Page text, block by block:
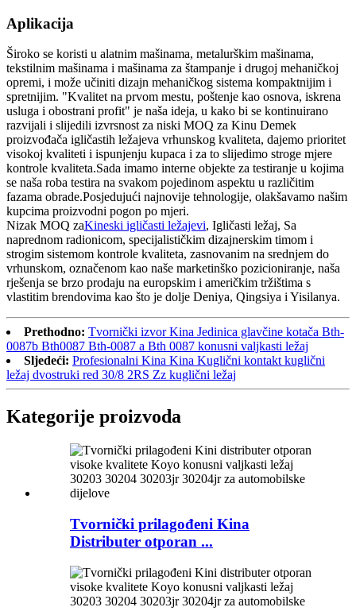
Aplikacija
Široko se koristi u alatnim mašinama, metalurškim mašinama,
tekstilnim mašinama i mašinama za štampanje i drugoj mehaničkoj
opremi, i može učiniti dizajn mehaničkog sistema kompaktnijim i
spretnijim. "Kvalitet na prvom mestu, poštenje kao osnova, iskrena
usluga i obostrani profit" je naša ideja, u kako bi se kontinuirano
razvijali i slijedili izvrsnost za niski MOQ za Kinu Demek
proizvođača igličastih ležajeva vrhunskog kvaliteta, dajemo prioritet
visokoj kvaliteti i ispunjenju kupaca i za to slijedimo stroge mjere
kontrole kvaliteta.Sada imamo interne objekte za testiranje u kojima
se naša roba testira na svakom pojedinom aspektu u različitim
fazama obrade.Posjedujući najnovije tehnologije, olakšavamo našim
kupcima proizvodni pogon po mjeri.
Nizak MOQ zaKineski igličasti ležajevi, Igličasti ležaj, Sa
naprednom radionicom, specijalističkim dizajnerskim timom i
strogim sistemom kontrole kvaliteta, zasnovanim na srednjem do
vrhunskom, označenom kao naše marketinško pozicioniranje, naša
rješenja se brzo prodaju na europskim i američkim tržištima s
vlastitim brendovima kao što je dolje Deniya, Qingsiya i Yisilanya.
Prethodno: Tvornički izvor Kina Jedinica glavčine kotača Bth-
0087b Bth0087 Bth-0087 a Bth 0087 konusni valjkasti ležaj
Sljedeći: Profesionalni Kina Kina Kuglični kontakt kuglični
ležaj dvostruki red 30/8 2RS Zz kuglični ležaj
Kategorije proizvoda
Tvornički prilagođeni Kina
Distributer otporan ...